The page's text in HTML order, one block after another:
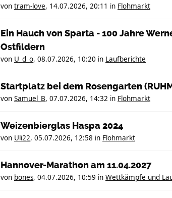
von tram-love, 14.07.2026, 20:11 in Flohmarkt
Ein Hauch von Sparta - 100 Jahre
Ostfildern
von U_d_o, 08.07.2026, 10:20 in Laufberichte
Startplatz bei dem Rosengarten
von Samuel_B, 07.07.2026, 14:32 in Flohmarkt
Weizenbierglas Haspa 2024
von Uli22, 05.07.2026, 12:58 in Flohmarkt
Hannover-Marathon am 11.04.2027
von bones, 04.07.2026, 10:59 in Wettkämpfe und